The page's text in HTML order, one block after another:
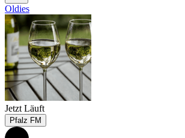
Oldies
Jetzt Läuft
Pfalz FM